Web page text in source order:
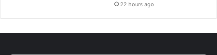
22 hours ago